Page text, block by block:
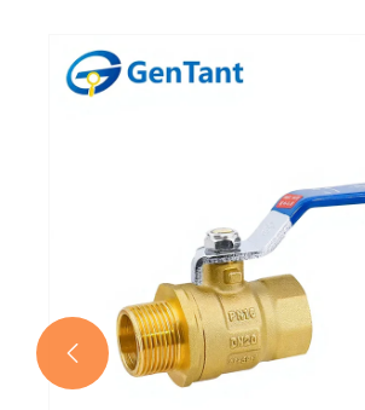
Válvula de bola de hilo
